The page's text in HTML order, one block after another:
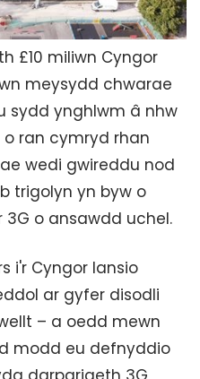
£10 miliwn Cyngor
meysydd chwarae
sydd ynghlwm â nhw
ran cymryd rhan
wedi gwireddu nod
trigolyn yn byw o
o ansawdd uchel.
i'r Cyngor lansio
ar gyfer disodli
– a oedd mewn
modd eu defnyddio